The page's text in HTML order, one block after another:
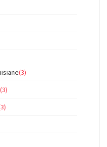
(3)
(3)